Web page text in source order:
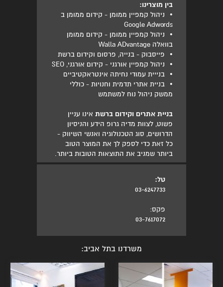
בין מוצרינו:
•
ניהול קמפיין ממומן - קידום ממומן ב
Google Adwords
•
ניהול קמפיין ממומן - קידום ממומן
בוואלה Walla ADvantage
• פייסבוק - בנייה, פרסום וקידום ברשת
• ניהול קמפיין אורגני - קידום אורגני, SEO
•בנייית עמודי נחיתה אינטראקטיביים
•בניית אתרי תדמית וחנויות - כוללי
ממשק ניהול נוח למשתמש
בניית אתרים וקידום ברשת אינו עניין
פשוט, לצוות מדיה גרופ הידע והניסיון
הדרושים, סוג הטכנולוגיה ואנשי השיווק -
כל זאת כדי לספק לך את המוצר הטוב
ביותר שמניב את התוצאות הטובות ביותר.
טל:
03-6247733
פקס:
03-7617072
משרדנו בתל אביב: